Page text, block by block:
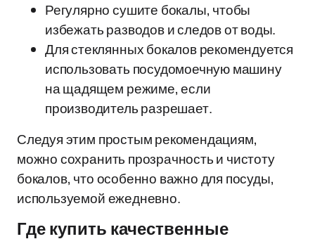
Регулярно сушите бокалы, чтобы
избежать разводов и следов от воды.
Для стеклянных бокалов рекомендуется
использовать посудомоечную машину
на щадящем режиме, если
производитель разрешает.
Следуя этим простым рекомендациям,
можно сохранить прозрачность и чистоту
бокалов, что особенно важно для посуды,
используемой ежедневно.
Где купить качественные